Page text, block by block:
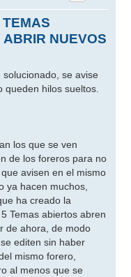
NUEVOS
se avise
queden hilos sueltos.
los que se ven
de los foreros para no
avisen en el mismo
ya hacen muchos,
ha creado la
Temas abiertos abren
de ahora, de modo
editen sin haber
mismo forero,
al menos que se